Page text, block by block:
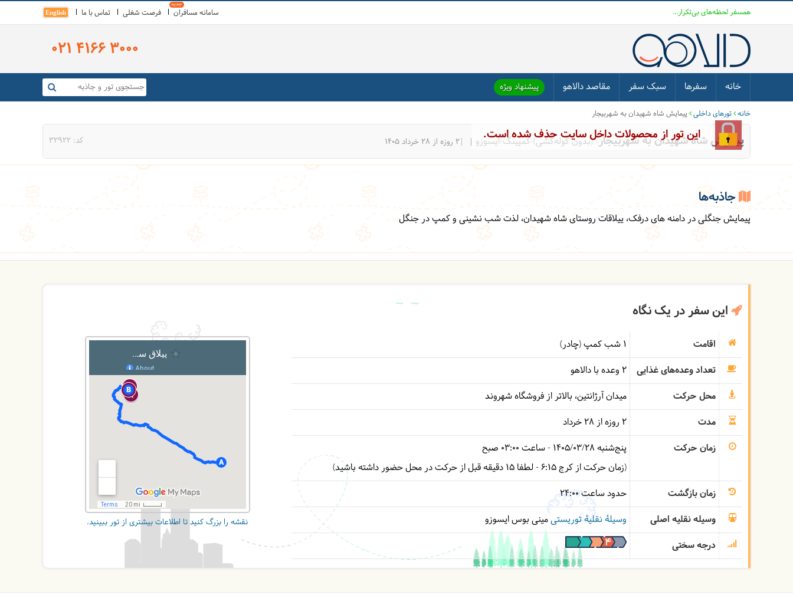
همسفر لحظه‌های بی‌تکرار... سامانه مسافران فرصت شغلی تماس با ما English
021 4166 3000
خانه سفرها سبک سفر مقاصد دالاهو پیشنهاد ویژه
خانه تورهای داخلی پیمایش شاه شهیدان به شهربیجار
پیمایش شاه شهیدان به شهربیجار (بدون کوله‌کشی)-کمپینگ-ایسوزو |2 روزه از 28 خرداد 1405 کد: 32922 این تور از محصولات داخل سایت حذف شده است.
جاذبه‌ها
پیمایش جنگلی در دامنه های درفک، ییلاقات روستای شاه شهیدان، لذت شب نشینی و کمپ در جنگل
این سفر در یک نگاه
اقامت
1 شب کمپ (چادر)
تعداد وعده‌های غذایی
2 وعده با دالاهو
محل حرکت
میدان آرژانتین، بالاتر از فروشگاه شهروند
مدت
2 روزه از 28 خرداد
زمان حرکت
پنج‌شنبه 1405/03/28 - ساعت 03:00 صبح
(زمان حرکت از کرج 6:15 - لطفا 15 دقیقه قبل از حرکت در محل حضور داشته باشید)
زمان بازگشت
حدود ساعت24:00
وسیله نقلیه اصلی
وسیلۀ نقلیۀ توریستیمینی بوس ایسوزو
درجه سختی
نقشه را بزرگ کنید تا اطلاعات بیشتری از تور ببینید.